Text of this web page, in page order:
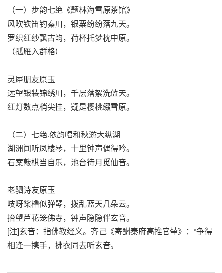
（一）步韵七绝《题林海雪原茶馆》
风吹铁笛钓秦川，银粟纷纷落九天。
罗织红纱飘古韵，荷杯托梦枕中原。
（孤雁入群格）
灵犀朋友原玉
远望银装锦绣川，千层落絮洗蓝天。
红灯数点梢尖挂，疑是樱桃缀雪原。
（二）七绝.依韵唱和秋游大纵湖
湖洲闻听凤楼琴，十里钟声偶得吟。
石案敲棋当自乐，池台待月觅仙音。
老驷诗友原玉
吱呀桨橹似弹琴，拨乱蓝天几朵云。
抬望芦花笼佛寺，钟声隐隐伴玄音。
[注]玄音：指佛教经义。齐己《寄酬秦府高推官辇》：“争得
相逢一携手，拂衣同去听玄音。